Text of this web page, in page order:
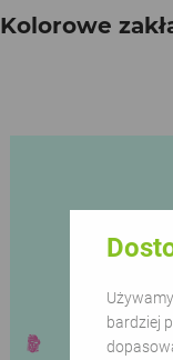
bardziej
Kolorowe